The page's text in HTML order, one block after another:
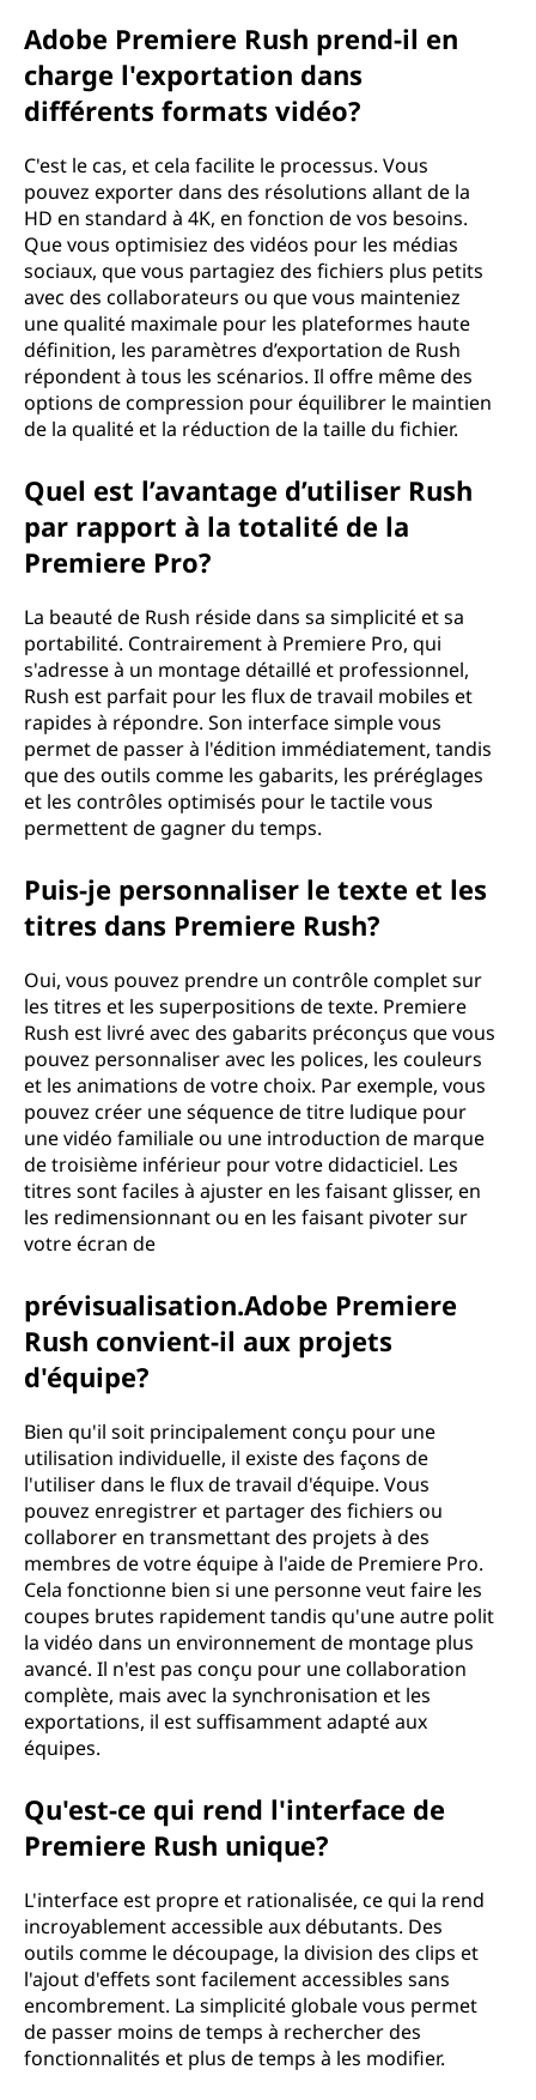
Adobe Premiere Rush prend-il en
charge l'exportation dans
différents formats vidéo?
C'est le cas, et cela facilite le processus. Vous
pouvez exporter dans des résolutions allant de la
HD en standard à 4K, en fonction de vos besoins.
Que vous optimisiez des vidéos pour les médias
sociaux, que vous partagiez des fichiers plus petits
avec des collaborateurs ou que vous mainteniez
une qualité maximale pour les plateformes haute
définition, les paramètres d’exportation de Rush
répondent à tous les scénarios. Il offre même des
options de compression pour équilibrer le maintien
de la qualité et la réduction de la taille du fichier.
Quel est l’avantage d’utiliser Rush
par rapport à la totalité de la
Premiere Pro?
La beauté de Rush réside dans sa simplicité et sa
portabilité. Contrairement à Premiere Pro, qui
s'adresse à un montage détaillé et professionnel,
Rush est parfait pour les flux de travail mobiles et
rapides à répondre. Son interface simple vous
permet de passer à l'édition immédiatement, tandis
que des outils comme les gabarits, les préréglages
et les contrôles optimisés pour le tactile vous
permettent de gagner du temps.
Puis-je personnaliser le texte et les
titres dans Premiere Rush?
Oui, vous pouvez prendre un contrôle complet sur
les titres et les superpositions de texte. Premiere
Rush est livré avec des gabarits préconçus que vous
pouvez personnaliser avec les polices, les couleurs
et les animations de votre choix. Par exemple, vous
pouvez créer une séquence de titre ludique pour
une vidéo familiale ou une introduction de marque
de troisième inférieur pour votre didacticiel. Les
titres sont faciles à ajuster en les faisant glisser, en
les redimensionnant ou en les faisant pivoter sur
votre écran de
prévisualisation.Adobe Premiere
Rush convient-il aux projets
d'équipe?
Bien qu'il soit principalement conçu pour une
utilisation individuelle, il existe des façons de
l'utiliser dans le flux de travail d'équipe. Vous
pouvez enregistrer et partager des fichiers ou
collaborer en transmettant des projets à des
membres de votre équipe à l'aide de Premiere Pro.
Cela fonctionne bien si une personne veut faire les
coupes brutes rapidement tandis qu'une autre polit
la vidéo dans un environnement de montage plus
avancé. Il n'est pas conçu pour une collaboration
complète, mais avec la synchronisation et les
exportations, il est suffisamment adapté aux
équipes.
Qu'est-ce qui rend l'interface de
Premiere Rush unique?
L'interface est propre et rationalisée, ce qui la rend
incroyablement accessible aux débutants. Des
outils comme le découpage, la division des clips et
l'ajout d'effets sont facilement accessibles sans
encombrement. La simplicité globale vous permet
de passer moins de temps à rechercher des
fonctionnalités et plus de temps à les modifier.